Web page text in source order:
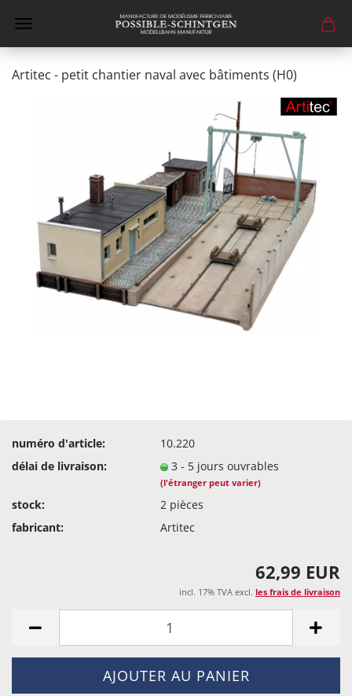
Artitec - petit chantier naval avec bâtiments (H0)
numéro d'article:
10.220
délai de livraison:
3 - 5 jours ouvrables
(l'étranger peut varier)
stock: 2 pièces
fabricant:
Artitec
62,99 EUR
incl. 17% TVA excl. les frais de livraison